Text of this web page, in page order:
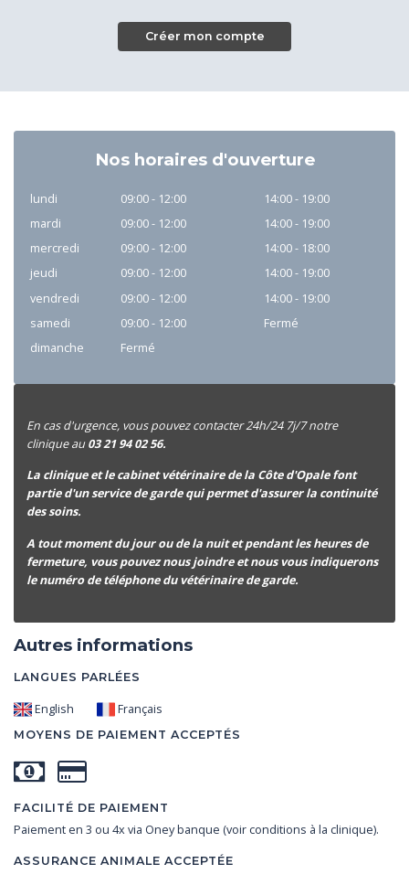
Créer mon compte
Nos horaires d'ouverture
lundi 09:00 - 12:00
14:00 - 19:00
mardi
09:00 - 12:00
14:00 - 19:00
mercredi
09:00 - 12:00
14:00 - 18:00
jeudi
09:00 - 12:00
14:00 - 19:00
vendredi
09:00 - 12:00
14:00 - 19:00
samedi
09:00 - 12:00
Fermé
dimanche
Fermé
En cas d'urgence, vous pouvez contacter 24h/24 7j/7 notre
clinique au03 21 94 02 56.
La clinique et le cabinet vétérinaire de la Côte d'Opale font
partie d'un service de garde qui permet d'assurer la continuité
des soins.
A tout moment du jour ou de la nuit et pendant les heures de
fermeture, vous pouvez nous joindre et nous vous indiquerons
le numéro de téléphone du vétérinaire de garde.
Autres informations
LANGUES PARLÉES
English Français
MOYENS DE PAIEMENT ACCEPTÉS
FACILITÉ DE PAIEMENT
Paiement en 3 ou 4x via Oney banque (voir conditions à la clinique).
ASSURANCE ANIMALE ACCEPTÉE